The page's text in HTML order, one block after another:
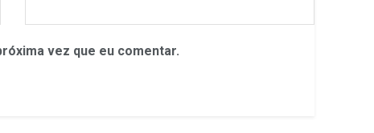
vez que eu comentar.